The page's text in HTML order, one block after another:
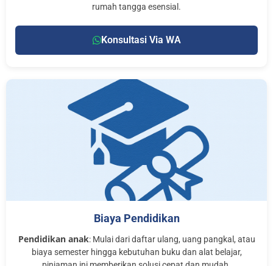
rumah tangga esensial.
Konsultasi Via WA
Biaya Pendidikan
Pendidikan anak: Mulai dari daftar ulang, uang pangkal, atau
biaya semester hingga kebutuhan buku dan alat belajar,